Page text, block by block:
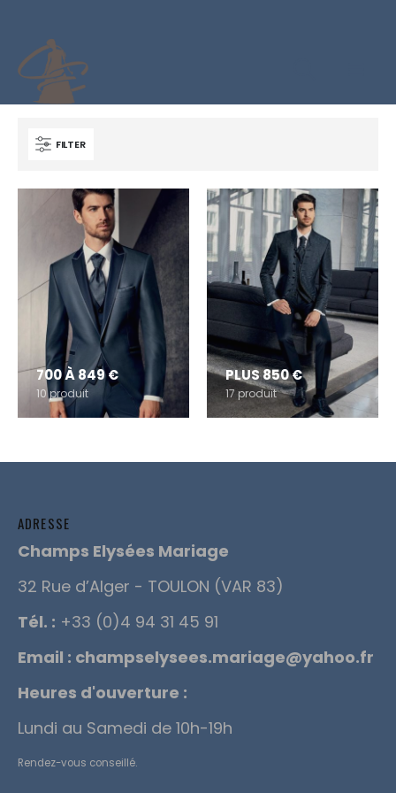
FILTER
700 À 849 €
10produit
PLUS 850 €
17 produit
ADRESSE
Champs Elysées Mariage
32 Rue d’Alger - TOULON (VAR 83)
Tél. : +33 (0)4 94 31 45 91
Email : champselysees.mariage@yahoo.fr
Heures d'ouverture :
Lundi au Samedi de 10h-19h
Rendez-vous conseillé.